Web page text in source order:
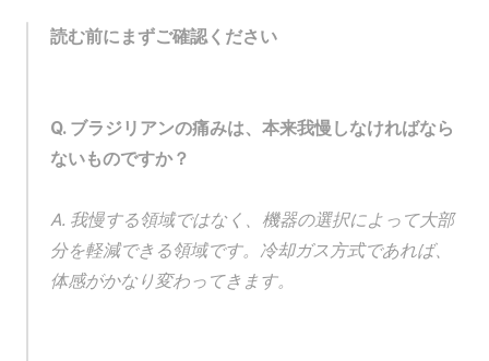
読む前にまずご確認ください
Q. ブラジリアンの痛みは、本来我慢しなければなら
ないものですか？
A. 我慢する領域ではなく、機器の選択によって大部
分を軽減できる領域です。冷却ガス方式であれば、
体感がかなり変わってきます。